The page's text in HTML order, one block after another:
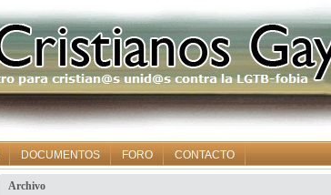
DOCUMENTOS FORO CONTACTO
Archivo